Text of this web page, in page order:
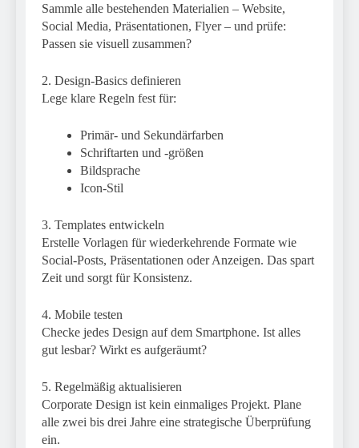
Sammle alle bestehenden Materialien – Website,
Social Media, Präsentationen, Flyer – und prüfe:
Passen sie visuell zusammen?
2. Design-Basics definieren
Lege klare Regeln fest für:
Primär- und Sekundärfarben
Schriftarten und -größen
Bildsprache
Icon-Stil
3. Templates entwickeln
Erstelle Vorlagen für wiederkehrende Formate wie
Social-Posts, Präsentationen oder Anzeigen. Das spart
Zeit und sorgt für Konsistenz.
4. Mobile testen
Checke jedes Design auf dem Smartphone. Ist alles
gut lesbar? Wirkt es aufgeräumt?
5. Regelmäßig aktualisieren
Corporate Design ist kein einmaliges Projekt. Plane
alle zwei bis drei Jahre eine strategische Überprüfung
ein.